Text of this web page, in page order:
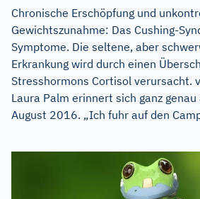
Chronische Erschöpfung und
Gewichtszunahme: Das Cushing-
Symptome. Die seltene, aber
Erkrankung wird durch einen
Stresshormons Cortisol verursacht.
Laura Palm erinnert sich ganz genau
August 2016. „Ich fuhr auf den